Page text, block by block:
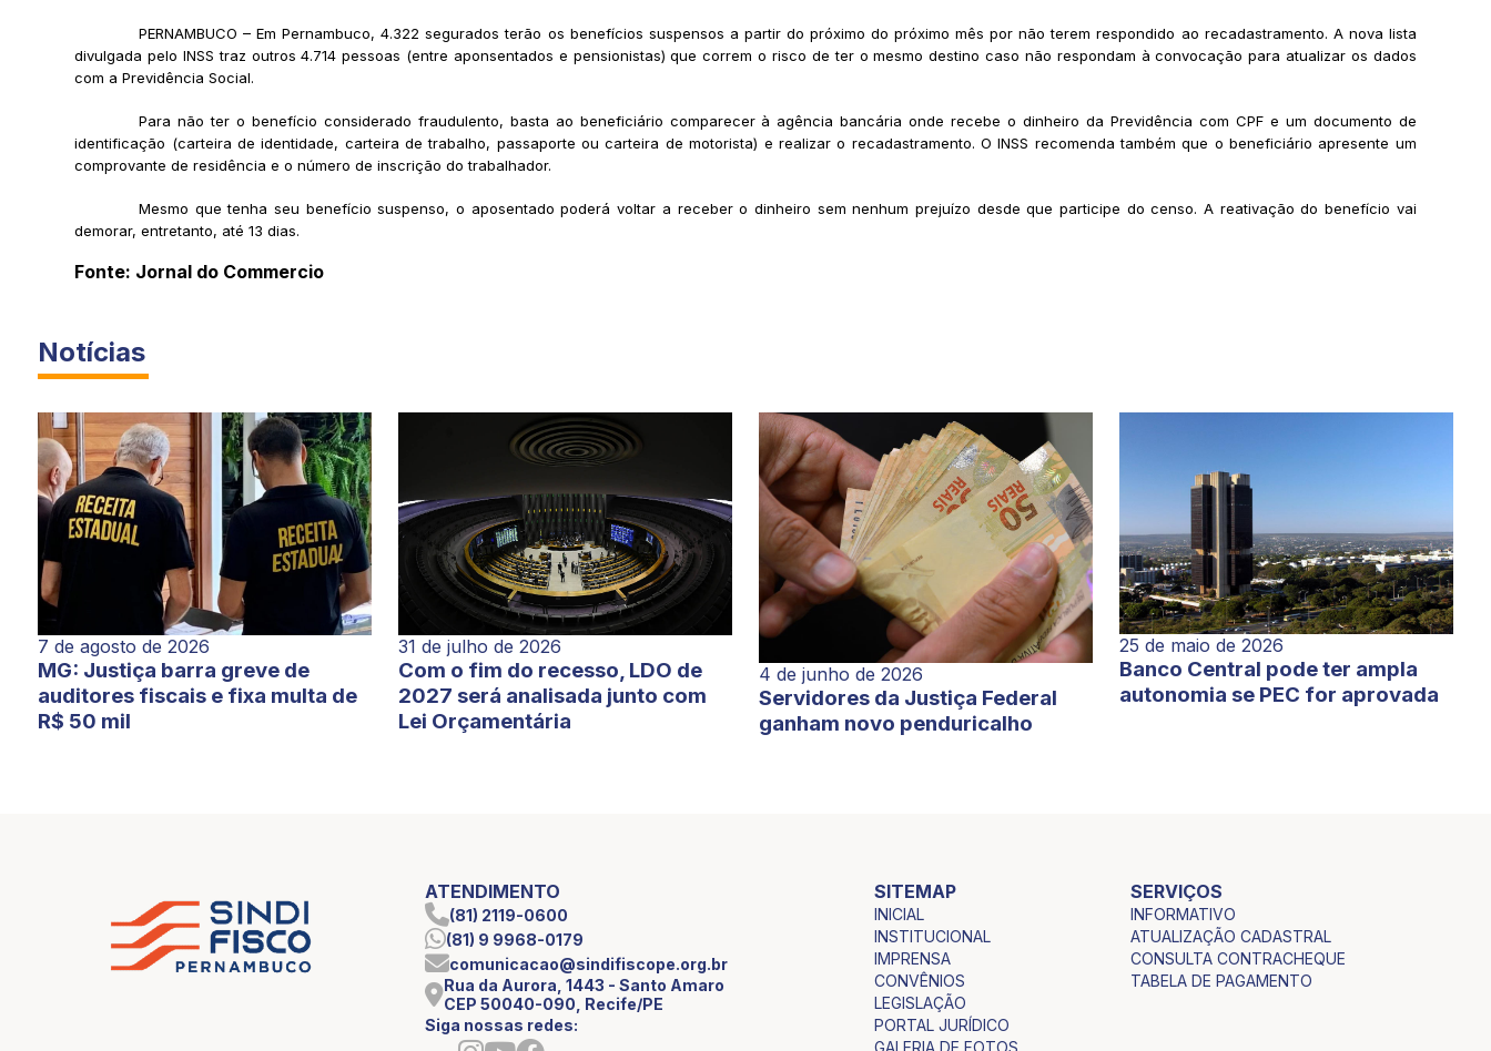
PERNAMBUCO – Em Pernambuco, 4.322 segurados terão os benefícios suspensos a partir do próximo do próximo mês por não terem respondido ao recadastramento. A nova lista
divulgada pelo INSS traz outros 4.714 pessoas (entre aponsentados e pensionistas) que correm o risco de ter o mesmo destino caso não respondam à convocação para atualizar os dados
com a Previdência Social.
Para não ter o benefício considerado fraudulento, basta ao beneficiário comparecer à agência bancária onde recebe o dinheiro da Previdência com CPF e um documento de
identificação (carteira de identidade, carteira de trabalho, passaporte ou carteira de motorista) e realizar o recadastramento. O INSS recomenda também que o beneficiário apresente um
comprovante de residência e o número de inscrição do trabalhador.
Mesmo que tenha seu benefício suspenso, o aposentado poderá voltar a receber o dinheiro sem nenhum prejuízo desde que participe do censo. A reativação do benefício vai
demorar, entretanto, até 13 dias.
Fonte: Jornal do Commercio
Notícias
7 de agosto de 2026
MG: Justiça barra greve de
auditores fiscais e fixa multa de
R$ 50 mil
31 de julho de 2026
Com o fim do recesso, LDO de
2027 será analisada junto com
Lei Orçamentária
4 de junho de 2026
Servidores da Justiça Federal
ganham novo penduricalho
25 de maio de 2026
Banco Central pode ter ampla
autonomia se PEC for aprovada
ATENDIMENTO
(81) 2119-0600
(81) 9 9968-0179
comunicacao@sindifiscope.org.br
Rua da Aurora, 1443 - Santo Amaro
CEP 50040-090, Recife/PE
Siga nossas redes:
SITEMAP
INICIAL
INSTITUCIONAL
IMPRENSA
CONVÊNIOS
LEGISLAÇÃO
PORTAL JURÍDICO
SERVIÇOS
INFORMATIVO
ATUALIZAÇÃO CADASTRAL
CONSULTA CONTRACHEQUE
TABELA DE PAGAMENTO